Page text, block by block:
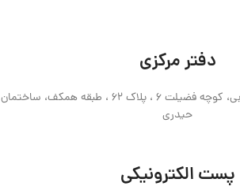
دفتر مرکزی
هرمزگان، خیابان بهادر جنوبی، کوچه فضیلت 6 ، پلاک 62 ، طبقه همکف، ساختمان
حیدری
پست الکترونیکی